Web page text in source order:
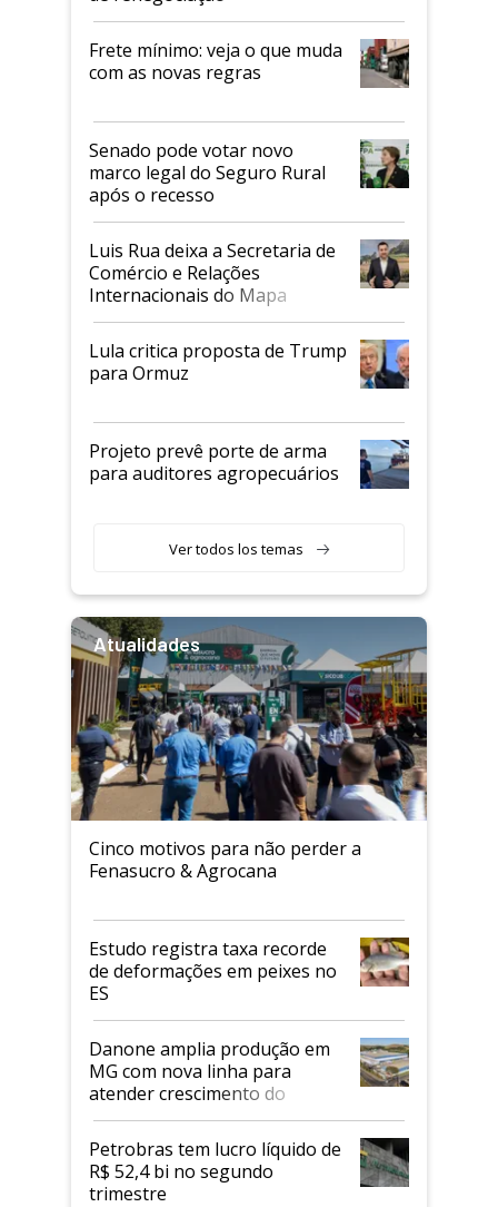
Frete mínimo: veja o que muda
com as novas regras
Senado pode votar novo
marco legal do Seguro Rural
após o recesso
Luis Rua deixa a Secretaria de
Comércio e Relações
Internacionais do Mapa
Lula critica proposta de Trump
para Ormuz
Projeto prevê porte de arma
para auditores agropecuários
Ver todos los temas
Atualidades
Cinco motivos para não perder a
Fenasucro & Agrocana
Estudo registra taxa recorde
de deformações em peixes no
ES
Danone amplia produção em
MG com nova linha para
atender crescimento do
mercado de alimentos
proteicos
Petrobras tem lucro líquido de
R$ 52,4 bi no segundo
trimestre